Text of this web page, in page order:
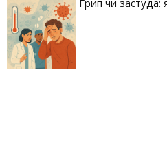
Грип чи застуда: